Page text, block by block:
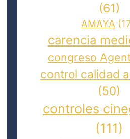
(61)
AMAYA
carencia
congreso
control calidad
(50)
controles
(111)